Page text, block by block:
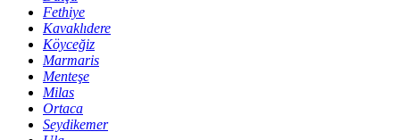
Fethiye
Kavaklıdere
Köyceğiz
Marmaris
Menteşe
Milas
Ortaca
Seydikemer